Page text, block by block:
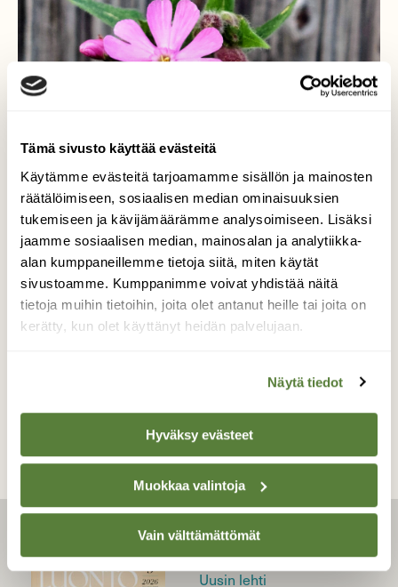
Tämä sivusto käyttää evästeitä
Käytämme evästeitä tarjoamamme sisällön ja mainosten
räätälöimiseen, sosiaalisen median ominaisuuksien
tukemiseen ja kävijämäärämme analysoimiseen. Lisäksi
jaamme sosiaalisen median, mainosalan ja analytiikka-
alan kumppaneillemme tietoja siitä, miten käytät
sivustoamme. Kumppanimme voivat yhdistää näitä
tietoja muihin tietoihin, joita olet antanut heille tai joita on
kerätty, kun olet käyttänyt heidän palvelujaan.
Näytä tiedot
Hyväksy evästeet
Muokkaa valintoja
Vain välttämättömät
Puna-ailakki
Puna-ailakki nauttii lämmöstä.
Valokuvaaja: Tarja Naukkarinen, Savitaipale
28.5.2025
TAKAISIN LISTAAN
LEHTI
Uusin lehti